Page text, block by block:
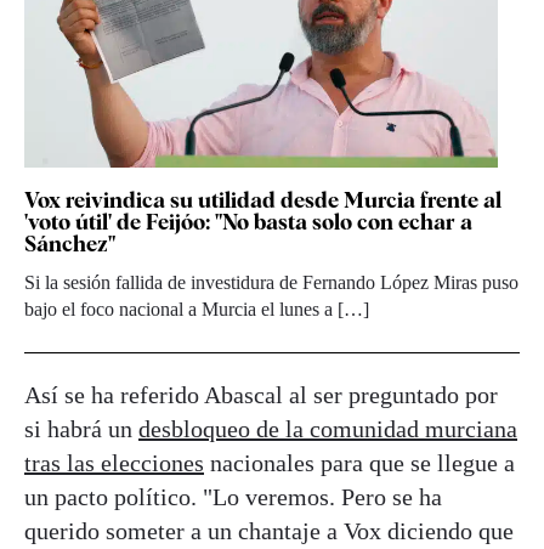
Vox reivindica su utilidad desde Murcia frente al
'voto útil' de Feijóo: "No basta solo con echar a
Sánchez"
Si la sesión fallida de investidura de Fernando López Miras puso
bajo el foco nacional a Murcia el lunes a […]
Así se ha referido Abascal al ser preguntado por
si habrá un desbloqueo de la comunidad murciana
tras las elecciones nacionales para que se llegue a
un pacto político. "Lo veremos. Pero se ha
querido someter a un chantaje a Vox diciendo que